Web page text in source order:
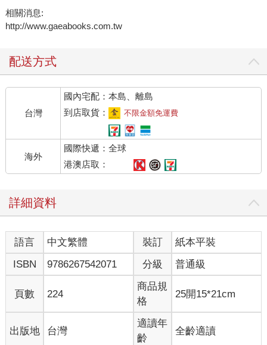
相關消息:
http://www.gaeabooks.com.tw
配送方式
台灣
國內宅配：本島、離島
到店取貨：
不限金額免運費
海外
國際快遞：全球
港澳店取：
詳細資料
語言 中文繁體 裝訂
紙本平裝
ISBN
9786267542071 分級 普通級
頁數 224
商品規
格
25開15*21cm
出版地 台灣
適讀年
齡
全齡適讀